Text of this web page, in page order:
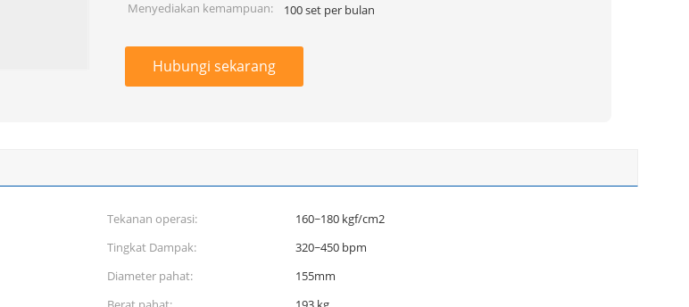
Menyediakan kemampuan:
100 set per bulan
Hubungi sekarang
Tekanan operasi:
160~180 kgf/cm2
Tingkat Dampak:
320~450 bpm
Diameter pahat:
155mm